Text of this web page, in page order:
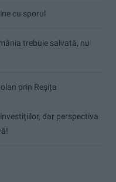
cu sporul
trebuie salvată, nu
prin Reșița
dar perspectiva